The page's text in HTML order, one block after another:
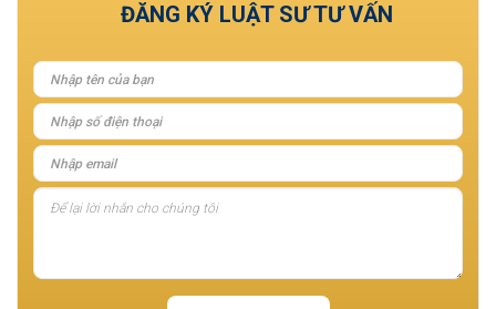
ĐĂNG KÝ LUẬT SƯ TƯ VẤN